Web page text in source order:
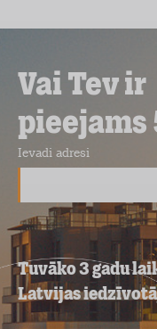
Vai Tev ir
pieejams
Ievadi adresi
Tuvāko 3 gadu
Latvijas